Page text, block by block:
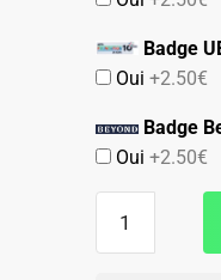
Badge
Oui+2.50€
Badge
Oui+2.50€